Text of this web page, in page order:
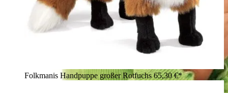
Folkmanis Handpuppe großer Rotfuchs65,30 €*